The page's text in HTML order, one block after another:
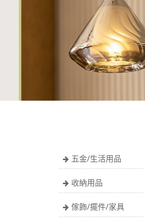
五金/生活用品
收納用品
傢飾/擺件/家具